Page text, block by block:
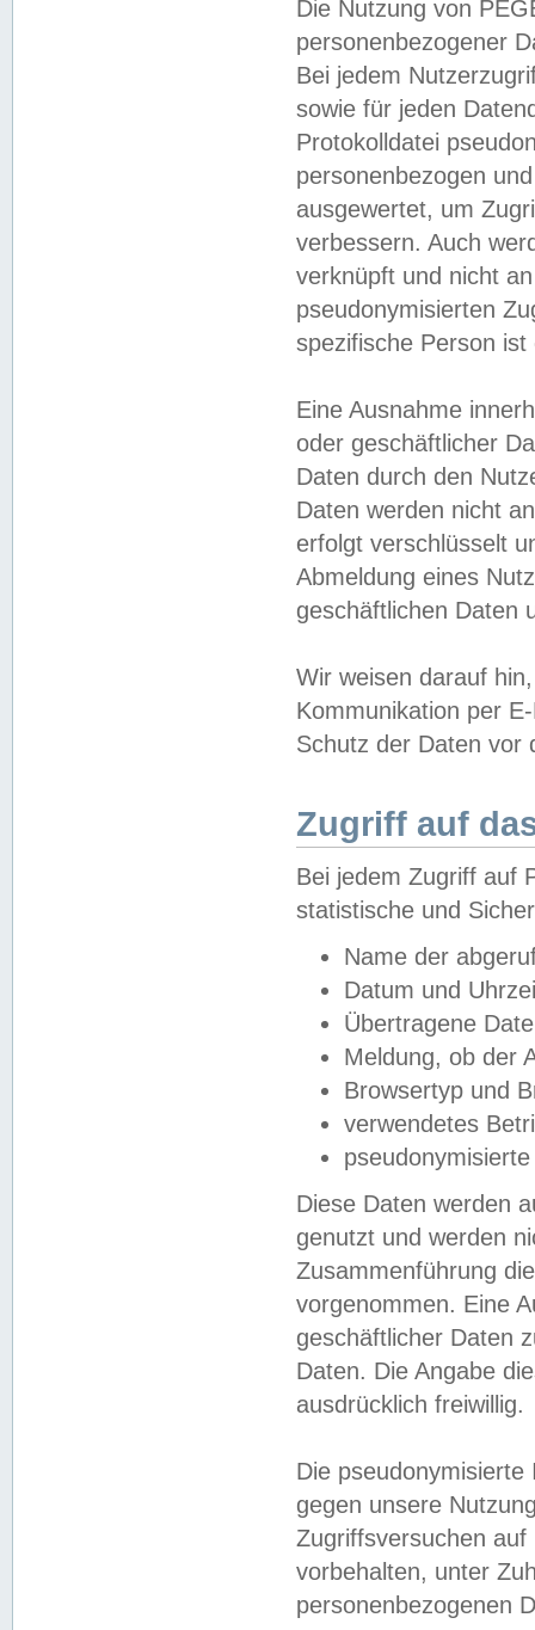
Die Nutzung von
personenbezogener
Bei jedem
sowie für jeden
Protokolldatei
personenbezogen
ausgewertet, um
verbessern. Auch
verknüpft und nicht
pseudonymisierten
spezifische Person
Eine Ausnahme
oder geschäftlicher
Daten durch den
Daten werden nicht
erfolgt verschlüsselt
Abmeldung eines
geschäftlichen Daten
Wir weisen darauf
Kommunikation per
Schutz der Daten vor
Zugriff auf
Bei jedem Zugriff auf
statistische und
Name der
Datum und
Übertragene
Meldung, ob der
Browsertyp und
verwendetes
Diese Daten werden
genutzt und werden
Zusammenführung
vorgenommen. Eine
geschäftlicher Daten
Daten. Die Angabe
ausdrücklich freiwillig.
Die
gegen unsere
Zugriffsversuchen
vorbehalten, unter
personenbezogenen